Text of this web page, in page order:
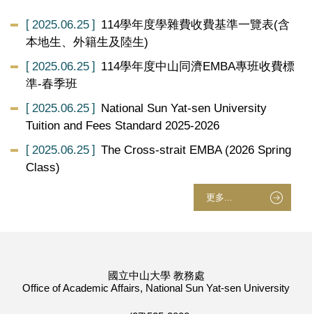
2025.06.25
114學年度學雜費收費基準一覽表(含
本地生、外籍生及陸生)
2025.06.25
114學年度中山同濟EMBA專班收費標
準-春季班
2025.06.25
National Sun Yat-sen University
Tuition and Fees Standard 2025-2026
2025.06.25
The Cross-strait EMBA (2026 Spring
Class)
更多...
國立中山大學 教務處
Office of Academic Affairs, National Sun Yat-sen University